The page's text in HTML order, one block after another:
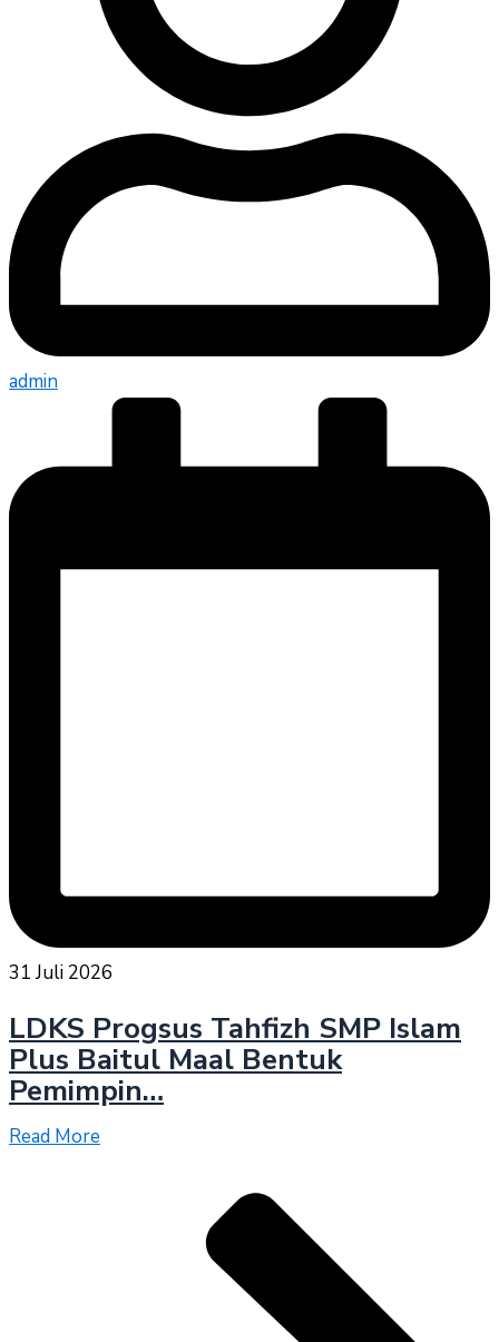
admin
31 Juli 2026
LDKS Progsus Tahfizh SMP Islam
Plus Baitul Maal Bentuk
Pemimpin…
Read More